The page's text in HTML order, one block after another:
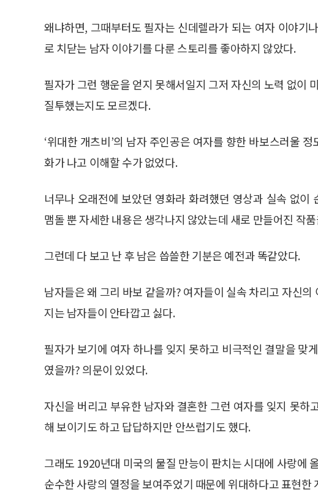
왜냐하면, 그때부터도 필자는 신데렐라가 되는 여자 이야기
로 치닫는 남자 이야기를 다룬 스토리를 좋아하지 않았다.
필자가 그런 행운을 얻지 못해서일지 그저 자신의 노력 없이
질투했는지도 모르겠다.
‘위대한 개츠비’의 남자 주인공은 여자를 향한 바보스러울
화가 나고 이해할 수가 없었다.
너무나 오래전에 보았던 영화라 화려했던 영상과 실속 없
맴돌 뿐 자세한 내용은 생각나지 않았는데 새로 만들어진 작
그런데 다 보고 난 후 남은 씁쓸한 기분은 예전과 똑같았다.
남자들은 왜 그리 바보 같을까? 여자들이 실속 차리고 자신
지는 남자들이 안타깝고 싫다.
필자가 보기에 여자 하나를 잊지 못하고 비극적인 결말을 맞
였을까? 의문이 있었다.
자신을 버리고 부유한 남자와 결혼한 그런 여자를 잊지 못하
해 보이기도 하고 답답하지만 안쓰럽기도 했다.
그래도 1920년대 미국의 물질 만능이 판치는 시대에 사랑에
순수한 사랑의 열정을 보여주었기 때문에 위대하다고 표현한